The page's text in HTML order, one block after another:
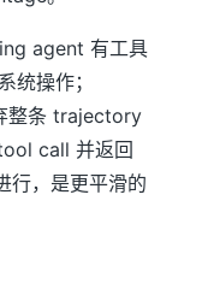
agent 有工具
统操作；
整条 trajectory
call 并返回
，是更平滑的